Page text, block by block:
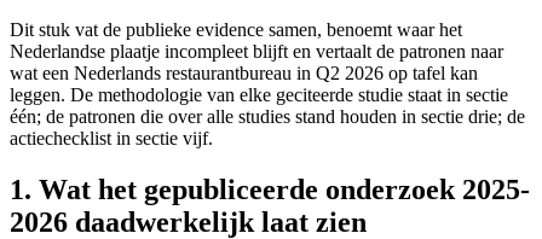
Dit stuk vat de publieke evidence samen, benoemt waar het
Nederlandse plaatje incompleet blijft en vertaalt de patronen naar
wat een Nederlands restaurantbureau in Q2 2026 op tafel kan
leggen. De methodologie van elke geciteerde studie staat in sectie
één; de patronen die over alle studies stand houden in sectie drie; de
actiechecklist in sectie vijf.
1. Wat het gepubliceerde onderzoek 2025-
2026 daadwerkelijk laat zien